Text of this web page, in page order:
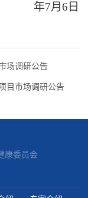
年7月6日
场调研公告
目市场调研公告
康委员会